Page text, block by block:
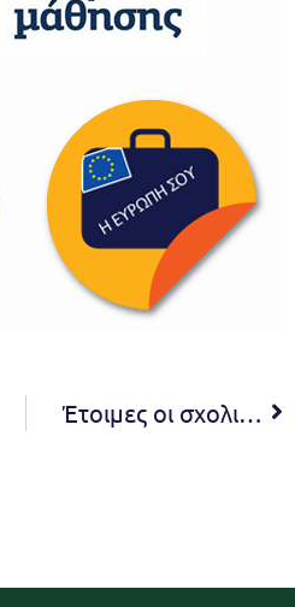
Έτοιμες οι σχολικές υποδομές του Δήμου Πεντέλης να υποδεχθούν μαθητές και εκπαιδευτικούς. Ανοίγουν και οι Βρεφονηπιακοί Σταθμοί. Δήμητρα Κεχαγιά: Η ασφάλεια μαθητών και εκπαιδευτικών μέσα και έξω από τα σχολικά κτήρια αποτελεί κύριο μέλημά μας